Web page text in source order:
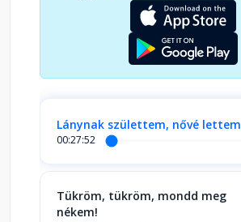
Lánynak születtem, nővé lettem
00:27:52
Tükröm, tükröm, mondd meg
nékem!